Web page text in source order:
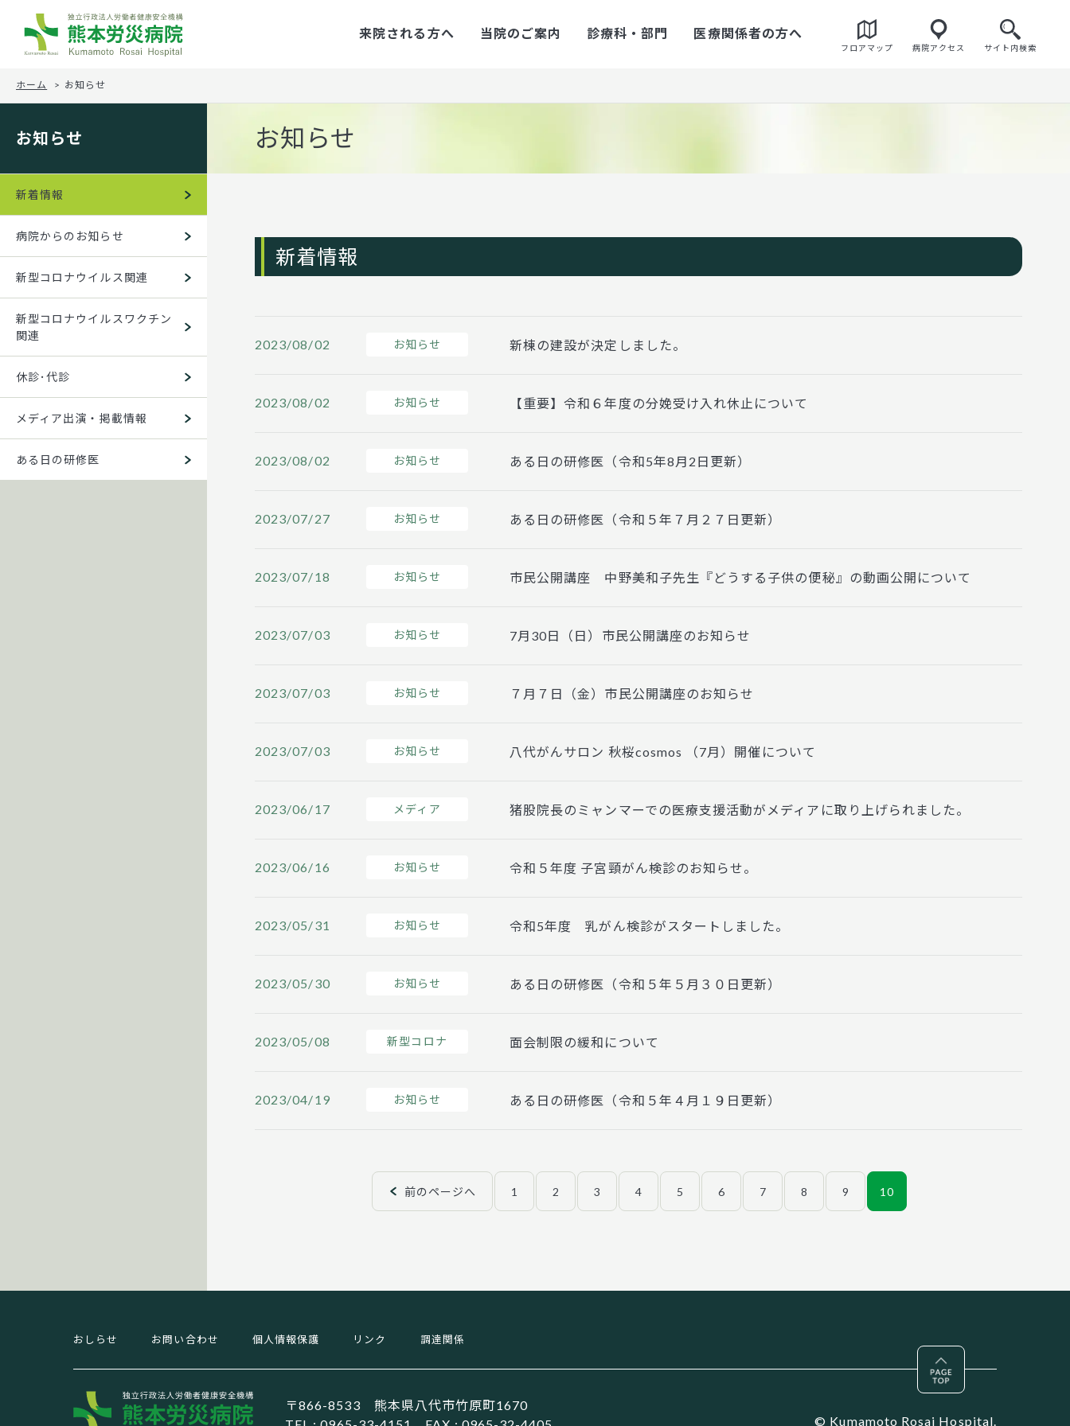
来院される方へ 当院のご案内 診療科・部門 医療関係者の方へ
フロアマップ 病院アクセス 検索
ホーム お知らせ
お知らせ
新着情報
2023/08/02 お知らせ 新棟の建設が決定しました。
2023/08/02 お知らせ 【重要】令和６年度の分娩受け入れ休止について
2023/08/02 お知らせ ある日の研修医（令和5年8月2日更新）
2023/07/27 お知らせ ある日の研修医（令和５年７月２７日更新）
2023/07/18 お知らせ 市民公開講座 中野美和子先生『どうする子供の便秘』の動画公開について
2023/07/03 お知らせ 7月30日（日）市民公開講座のお知らせ
2023/07/03 お知らせ ７月７日（金）市民公開講座のお知らせ
2023/07/03 お知らせ 八代がんサロン 秋桜cosmos （7月）開催について
2023/06/17 メディア 猪股院長のミャンマーでの医療支援活動がメディアに取り上げられました。
2023/06/16 お知らせ 令和５年度 子宮頸がん検診のお知らせ。
2023/05/31 お知らせ 令和5年度 乳がん検診がスタートしました。
2023/05/30 お知らせ ある日の研修医（令和５年５月３０日更新）
2023/05/08 新型コロナ 面会制限の緩和について
2023/04/19 お知らせ ある日の研修医（令和５年４月１９日更新）
前 1 2 3 4 5 6 7 8 9 10
お知らせ
新着情報
病院からのお知らせ
新型コロナウイルス関連
新型コロナウイルスワクチン
関連
休診･代診
メディア出演・掲載情報
ある日の研修医
おしらせ お問い合わせ 個人情報保護 リンク 調達関係
独立行政法人労働者健康安全機構 熊本労災病院
〒866-8533 熊本県八代市竹原町1670
© Kumamoto Rosai Hospital.